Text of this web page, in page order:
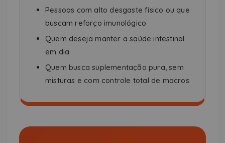
Pessoas com alto desgaste físico ou que
buscam reforço imunológico
Quem deseja manter a saúde intestinal
em dia
Quem busca suplementação pura, sem
misturas e com controle total de macros